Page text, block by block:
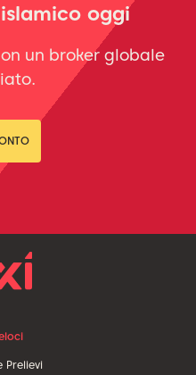
oggi
un broker globale
Prelievi